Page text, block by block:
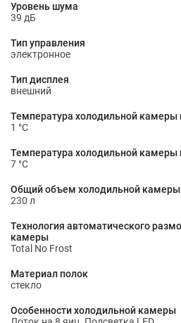
Уровень шума
39 дБ
Тип управления
электронное
Тип дисплея
внешний
Температура холодильной камеры
1 °С
Температура холодильной камеры
7 °С
Общий объем холодильной камеры
230 л
Технология автоматического
камеры
Total No Frost
Материал полок
стекло
Особенности холодильной камеры